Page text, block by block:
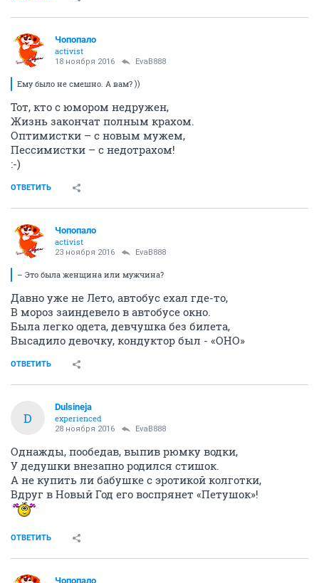
Чопопало
activist
18 ноября 2016 EvaB888
Ему было не смешно. А вам? ))
Тот, кто с юмором недружен,
Жизнь закончат полным крахом.
Оптимистки – с новым мужем,
Пессимистки – с недотрахом!
:-)
ОТВЕТИТЬ
Чопопало
activist
23 ноября 2016 EvaB888
– Это была женщина или мужчина?
Давно уже не Лето, автобус ехал где-то,
В мороз заиндевело в автобусе окно.
Была легко одета, девчушка без билета,
Высадило девочку, кондуктор был - «ОНО»
ОТВЕТИТЬ
D
Dulsineja
experienced
28 ноября 2016 EvaB888
Однажды, пообедав, выпив рюмку водки,
У дедушки внезапно родился стишок.
А не купить ли бабушке с эротикой колготки,
Вдруг в Новый Год его воспрянет «Петушок»!
ОТВЕТИТЬ
Чопопало